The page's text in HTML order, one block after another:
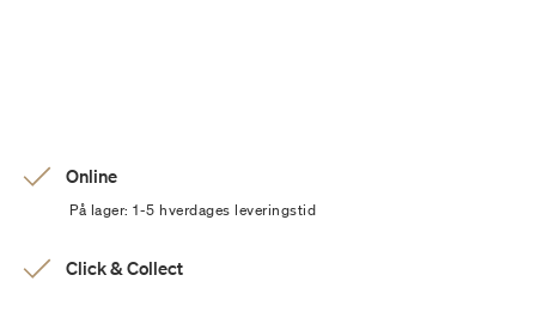
Online
På lager: 1-5 hverdages leveringstid
Click & Collect